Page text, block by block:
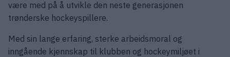
være med på å utvikle den neste generasjonen
trønderske hockeyspillere.
Med sin lange erfaring, sterke arbeidsmoral og
inngående kjennskap til klubben og hockeymiljøet i